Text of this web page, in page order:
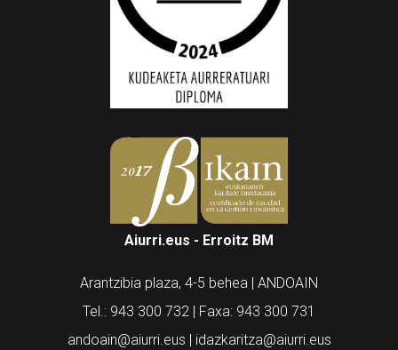
Aiurri.eus - Erroitz BM
Arantzibia plaza, 4-5 behea | ANDOAIN
Tel.: 943 300 732 | Faxa: 943 300 731
andoain@aiurri.eus | idazkaritza@aiurri.eus